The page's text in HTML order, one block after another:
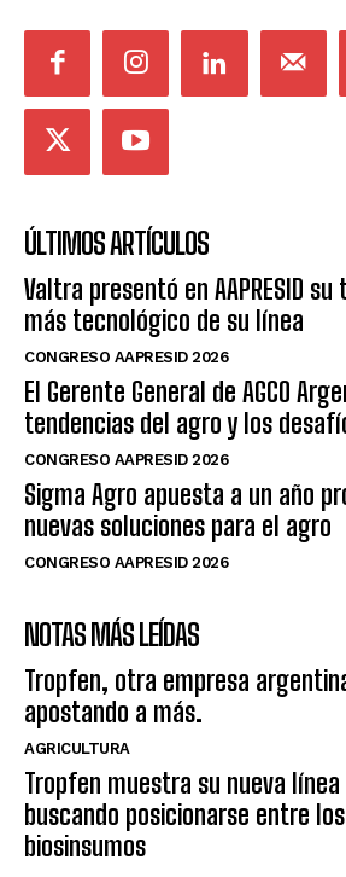
ÚLTIMOS ARTÍCULOS
Valtra presentó en AAPRESID
más tecnológico de su línea
CONGRESO AAPRESID 2026
El Gerente General de AGCO
tendencias del agro y los
CONGRESO AAPRESID 2026
Sigma Agro apuesta a un año
nuevas soluciones para el agro
CONGRESO AAPRESID 2026
NOTAS MÁS LEÍDAS
Tropfen, otra empresa
apostando a más.
AGRICULTURA
Tropfen muestra su nueva
buscando posicionarse entre
biosinsumos